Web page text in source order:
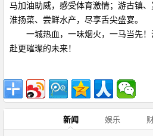
马加油助威，感受体育激情；游古镇
淮扬菜、尝鲜水产，尽享舌尖盛宴。
一城热血，一味烟火，一马当先
赴更璀璨的未来！
新闻 娱乐